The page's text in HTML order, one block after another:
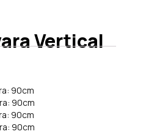
Vertical
90cm
90cm
90cm
90cm